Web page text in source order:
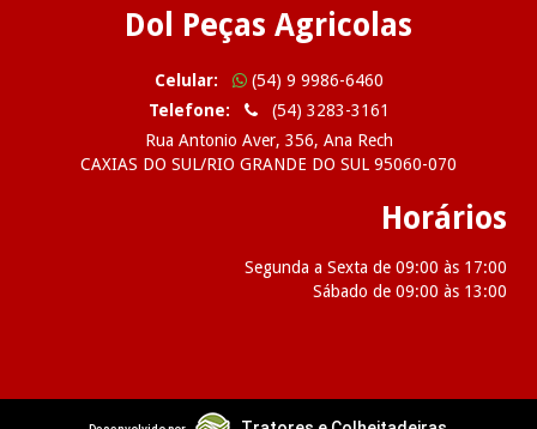
Dol Peças Agricolas
Celular:
(54) 9 9986-6460
Telefone:
(54) 3283-3161
Rua Antonio Aver, 356, Ana Rech
CAXIAS DO SUL/RIO GRANDE DO SUL 95060-070
Horários
Segunda a Sexta de 09:00 às 17:00
Sábado de 09:00 às 13:00
2026 Dol Peças Agricolas